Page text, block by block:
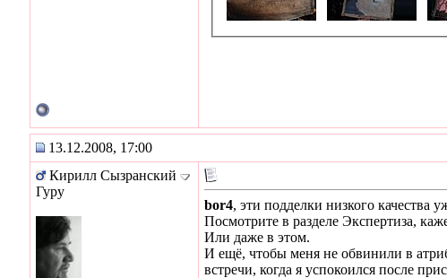
13.12.2008, 17:00
Кирилл Сызранский
Гуру
bor4, эти подделки низкого качества
Посмотрите в разделе Экспертиза,
Или даже в этом.
И ещё, чтобы меня не обвинили в
встречи, когда я успокоился после